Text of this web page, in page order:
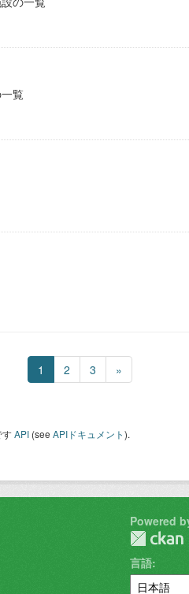
覧
1 2 3 »
すAPI (see APIドキュメント).
Powered
言語